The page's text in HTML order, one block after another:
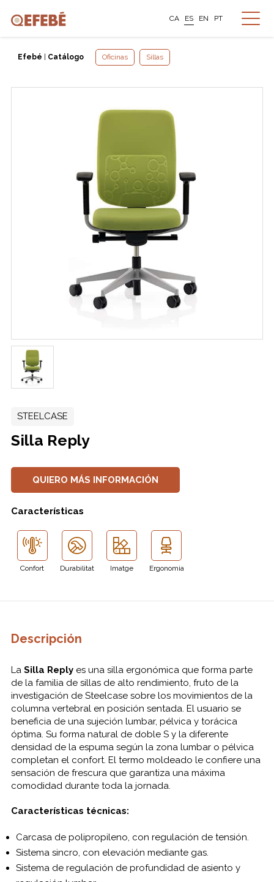
CA ES EN PT
Efebé Catálogo Oficinas Sillas
STEELCASE
Silla Reply
QUIERO MÁS INFORMACIÓN
Características
Confort Durabilitat Imatge Ergonomia
Descripción
La Silla Replyes una silla ergonómica que forma parte
de la familia de sillas de alto rendimiento, fruto de la
investigación de Steelcase sobre los movimientos de la
columna vertebral en posición sentada. El usuario se
beneficia de una sujeción lumbar, pélvica y torácica
óptima. Su forma natural de doble S y la diferente
densidad de la espuma según la zona lumbar o pélvica
completan el confort. El termo moldeado le confiere una
sensación de frescura que garantiza una máxima
comodidad durante toda la jornada.
Características técnicas:
Carcasa de polipropileno, con regulación de tensión.
Sistema sincro, con elevación mediante gas.
Sistema de regulación de profundidad de asiento y